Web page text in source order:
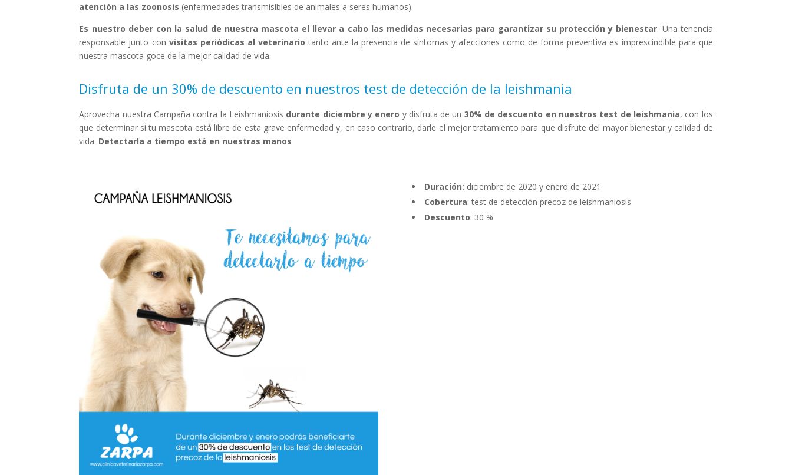
atención a las zoonosis (enfermedades transmisibles de animales a seres humanos).
Es nuestro deber con la salud de nuestra mascota el llevar a cabo las medidas necesarias para garantizar su protección y bienestar. Una tenencia
responsable junto con visitas periódicas al veterinario tanto ante la presencia de síntomas y afecciones como de forma preventiva es imprescindible para que
nuestra mascota goce de la mejor calidad de vida.
Disfruta de un 30% de descuento en nuestros test de detección de la leishmania
Aprovecha nuestra Campaña contra la Leishmaniosis durante diciembre y enero y disfruta de un 30% de descuento en nuestros test de leishmania, con los
que determinar si tu mascota está libre de esta grave enfermedad y, en caso contrario, darle el mejor tratamiento para que disfrute del mayor bienestar y calidad de
vida. Detectarla a tiempo está en nuestras manos
Duración: diciembre de 2020 y enero de 2021
Cobertura: test de detección precoz de leishmaniosis
Descuento: 30 %